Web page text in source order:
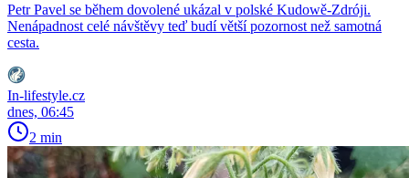
Petr Pavel se během dovolené ukázal v polské Kudowě-Zdróji.
Nenápadnost celé návštěvy teď budí větší pozornost než samotná
cesta.
In-lifestyle.cz
dnes, 06:45
2 min